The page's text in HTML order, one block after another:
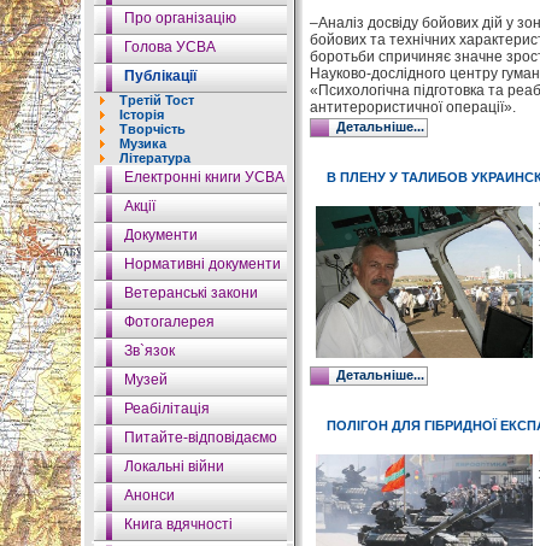
Про організацію
Голова УСВА
Публікації
Третій Тост
Історія
Творчість
Музика
Література
Електронні книги УСВА
Акції
Документи
Нормативні документи
Ветеранські закони
Фотогалерея
Зв`язок
Музей
Реабілітація
Питайте-відповідаємо
Локальні війни
Анонси
Книга вдячності
–Аналіз досвіду бойових дій у
бойових та технічних
боротьби спричиняє значне
Науково-дослідного центру
«Психологічна підготовка та
антитерористичної операції».
Детальніше...
В ПЛЕНУ У ТАЛИБОВ
Детальніше...
ПОЛІГОН ДЛЯ ГІБРИДНОЇ